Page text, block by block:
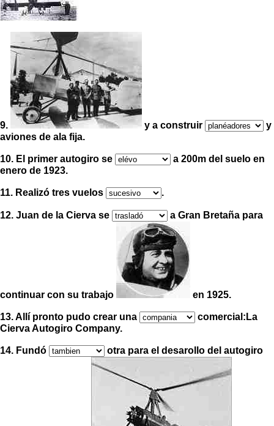
9. y a construir
y
aviones de ala fija.
10. El primer autogiro se
a 200m del suelo en
enero de 1923.
11. Realizó tres vuelos .
12. Juan de la Cierva se a Gran Bretaña para
continuar con su trabajo en 1925.
13. Allí pronto pudo crear una
comercial:La
Cierva Autogiro Company.
14. Fundó otra para el desarollo del autogiro